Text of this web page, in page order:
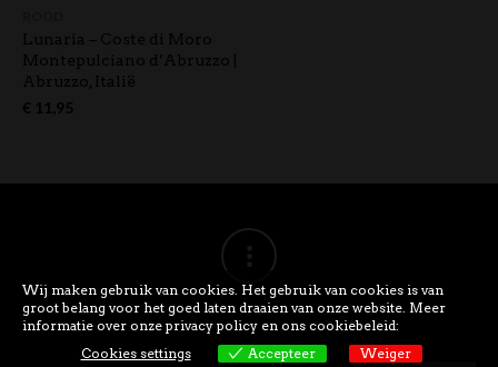
Lunaria – Coste di Moro
Montepulciano d’Abruzzo |
Abruzzo, Italië
€ 11,95
Wij maken gebruik van cookies. Het gebruik van cookies is van
groot belang voor het goed laten draaien van onze website. Meer
informatie over onze privacy policy en ons cookiebeleid:
Cookies settings
Accepteer Weiger